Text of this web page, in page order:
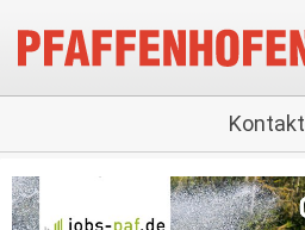
Kontakt